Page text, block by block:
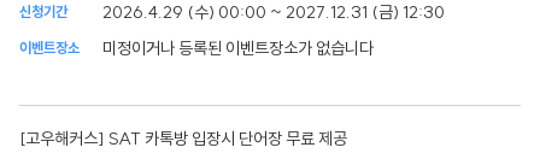
신청기간 2026.4.29 (수) 00:00 ~ 2027.12.31 (금) 12:30
이벤트장소 미정이거나 등록된 이벤트장소가 없습니다
[고우해커스] SAT 카톡방 입장시 단어장 무료 제공